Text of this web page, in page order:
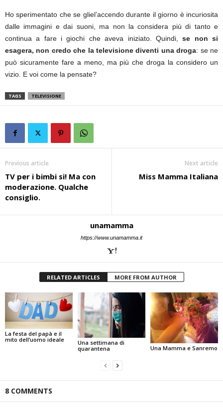
Ho sperimentato che se gliel’accendo durante il giorno è incuriosita
dalle immagini e dai suoni, ma non la considera più di tanto e
continua a fare i giochi che aveva iniziato. Quindi,se non si
esagera, non credo che la televisione diventi una droga: se ne
può sicuramente fare a meno, ma più che droga la considero un
vizio. E voi come la pensate?
TAGS TELEVISIONE
Previous article
TV per i bimbi si! Ma con
moderazione. Qualche
consiglio.
Next article
Miss Mamma Italiana
unamamma
https://www.unamamma.it
RELATED ARTICLES MORE FROM AUTHOR
La festa del papà e il
mito dell’uomo ideale
Una settimana di
quarantena
Una Mamma e Sanremo
8 COMMENTS